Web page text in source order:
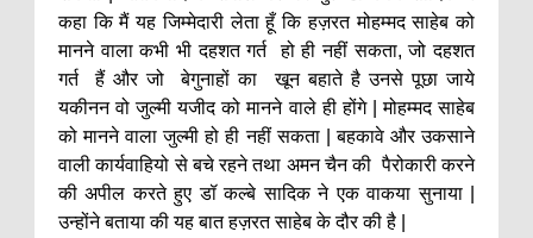
कहा कि मैं यह जिम्मेदारी लेता हूँ कि हज़रत मोहम्मद साहेब को
मानने वाला कभी भी दहशत गर्त हो ही नहीं सकता, जो दहशत
गर्त हैं और जो बेगुनाहों का खून बहाते है उनसे पूछा जाये
यकीनन वो जुल्मी यजीद को मानने वाले ही होंगे | मोहम्मद साहेब
को मानने वाला जुल्मी हो ही नहीं सकता | बहकावे और उकसाने
वाली कार्यवाहियो से बचे रहने तथा अमन चैन की पैरोकारी करने
की अपील करते हुए डॉ कल्बे सादिक ने एक वाकया सुनाया |
उन्होंने बताया की यह बात हज़रत साहेब के दौर की है |